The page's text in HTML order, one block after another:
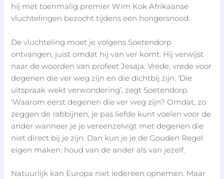
hij met toenmalig premier Wim Kok Afrikaanse
vluchtelingen bezocht tijdens een hongersnood.
De vluchteling moet je volgens Soetendorp
ontvangen, juist omdat hij van ver komt. Hij verwijst
naar de woorden van profeet Jesaja: Vrede, vrede voor
degenen die ver weg zijn en die dichtbij zijn. ‘Die
uitspraak wekt verwondering’, zegt Soetendorp.
‘Waarom eerst degenen die ver weg zijn? Omdat, zo
zeggen de rabbijnen, je pas liefde kunt voelen voor de
ander wanneer je je vereenzelvigt met degenen die
niet direct bij je zijn. Dan kun je je de Gouden Regel
eigen maken: houd van de ander als van jezelf.
Natuurlijk kan Europa niet iedereen opnemen. Maar